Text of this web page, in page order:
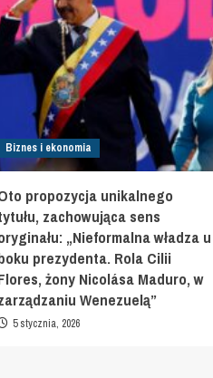
Biznes i ekonomia
propozycja unikalnego
zachowująca sens
„Nieformalna władza u
prezydenta. Rola Cilii
żony Nicolása Maduro, w
Wenezuelą”
5 stycznia, 2026